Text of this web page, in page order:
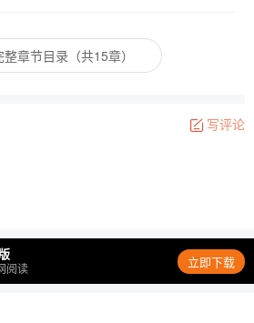
章节目录（共15章）
写评论
阅读 立即下载